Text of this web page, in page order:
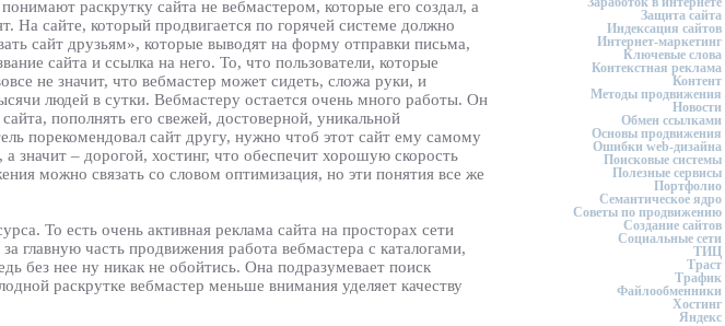
раскрутку сайта не вебмастером, которые его создал, а
На сайте, который продвигается по горячей системе должно
сайт друзьям», которые выводят на форму отправки письма,
сайта и ссылка на него. То, что пользователи, которые
не значит, что вебмастер может сидеть, сложа руки, и
людей в сутки. Вебмастеру остается очень много работы. Он
пополнять его свежей, достоверной, уникальной
порекомендовал сайт другу, нужно чтоб этот сайт ему самому
– дорогой, хостинг, что обеспечит хорошую скорость
можно связать со словом оптимизация, но эти понятия все же
То есть очень активная реклама сайта на просторах сети
главную часть продвижения работа вебмастера с каталогами,
без нее ну никак не обойтись. Она подразумевает поиск
раскрутке вебмастер меньше внимания уделяет качеству
Защита сайта
Индексация сайтов
Интернет-маркетинг
Ключевые слова
Контекстная реклама
Контент
Методы продвижения
Новости
Обмен ссылками
Основы продвижения
Ошибки web-дизайна
Поисковые системы
Полезные сервисы
Портфолио
Семантическое ядро
Советы по продвижению
Создание сайтов
Социальные сети
ТИЦ
Траст
Трафик
Файлообменники
Хостинг
Яндекс